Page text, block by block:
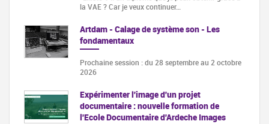
la VAE ? Car je veux continuer…
Artdam - Calage de système son - Les
fondamentaux
Prochaine session : du 28 septembre au 2 octobre
2026
Expérimenter l'image d'un projet
documentaire : nouvelle formation de
l'Ecole Documentaire d'Ardeche Images